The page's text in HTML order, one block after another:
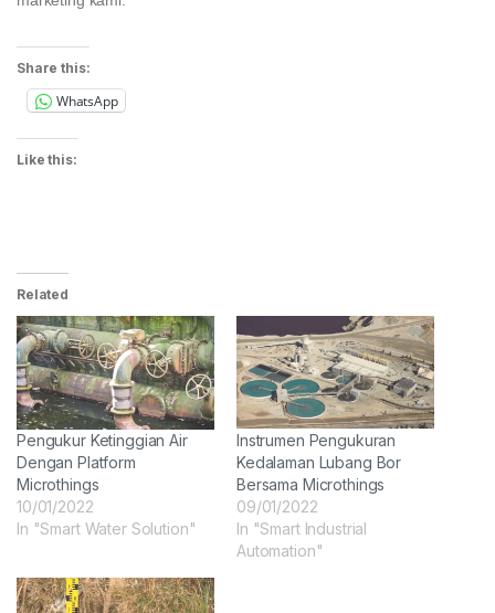
Share this:
WhatsApp
Like this:
Related
Pengukur Ketinggian Air
Dengan Platform
Microthings
10/01/2022
In "Smart Water Solution"
Instrumen Pengukuran
Kedalaman Lubang Bor
Bersama Microthings
09/01/2022
In "Smart Industrial
Automation"